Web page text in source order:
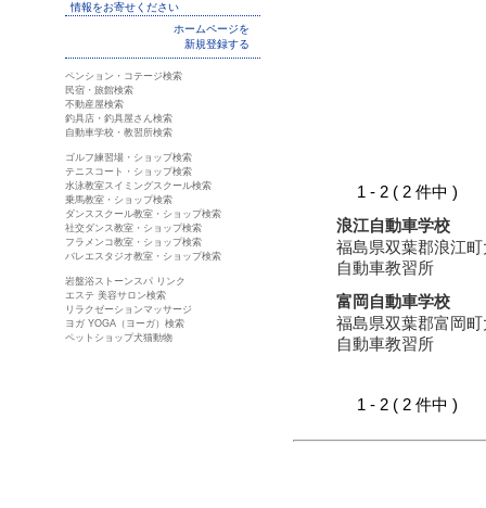
1 - 2 ( 2 件中 )
浪江自動車学校
福島県双葉郡浪江
自動車教習所
富岡自動車学校
福島県双葉郡富岡
自動車教習所
1 - 2 ( 2 件中 )
情報をお寄せください
ホームページを
新規登録する
ペンション・コテージ検索
民宿・旅館検索
不動産屋検索
釣具店・釣具屋さん検索
自動車学校・教習所検索
ゴルフ練習場・ショップ検索
テニスコート・ショップ検索
水泳教室スイミングスクール検索
乗馬教室・ショップ検索
ダンススクール教室・ショップ検索
社交ダンス教室・ショップ検索
フラメンコ教室・ショップ検索
バレエスタジオ教室・ショップ検索
岩盤浴ストーンスパ リンク
エステ 美容サロン検索
リラクゼーションマッサージ
ヨガ YOGA（ヨーガ）検索
ペットショップ犬猫動物